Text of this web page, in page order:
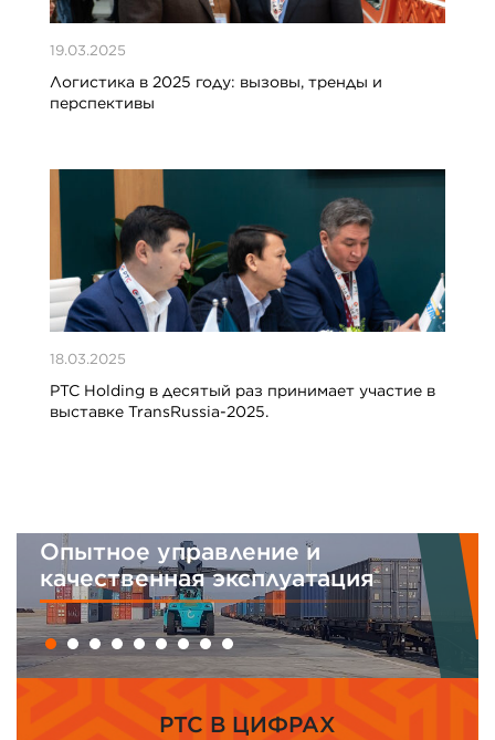
19.03.2025
Логистика в 2025 году: вызовы, тренды и
перспективы
18.03.2025
PTC Holding в десятый раз принимает участие в
выставке TransRussia-2025.
Опытное управление и
качественная эксплуатация
PTC В ЦИФРАХ